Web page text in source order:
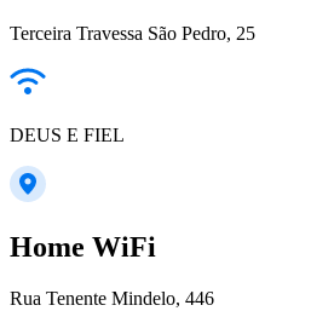
Terceira Travessa São Pedro, 25
DEUS E FIEL
Home WiFi
Rua Tenente Mindelo, 446